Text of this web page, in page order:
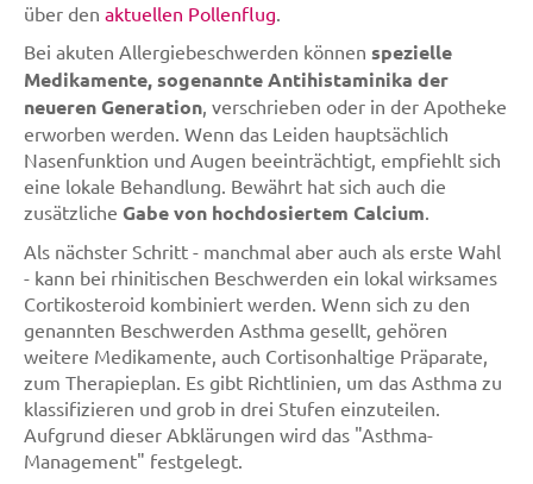
über den aktuellen Pollenflug.
Bei akuten Allergiebeschwerden können spezielle
Medikamente, sogenannte Antihistaminika der
neueren Generation, verschrieben oder in der Apotheke
erworben werden. Wenn das Leiden hauptsächlich
Nasenfunktion und Augen beeinträchtigt, empfiehlt sich
eine lokale Behandlung. Bewährt hat sich auch die
zusätzliche Gabe von hochdosiertem Calcium.
Als nächster Schritt - manchmal aber auch als erste Wahl
- kann bei rhinitischen Beschwerden ein lokal wirksames
Cortikosteroid kombiniert werden. Wenn sich zu den
genannten Beschwerden Asthma gesellt, gehören
weitere Medikamente, auch Cortisonhaltige Präparate,
zum Therapieplan. Es gibt Richtlinien, um das Asthma zu
klassifizieren und grob in drei Stufen einzuteilen.
Aufgrund dieser Abklärungen wird das "Asthma-
Management" festgelegt.